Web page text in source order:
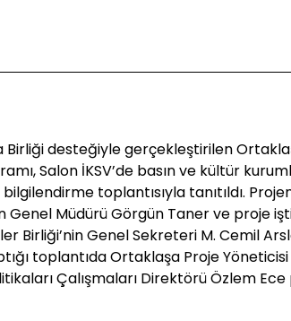
Birliği desteğiyle gerçekleştirilen
Salon İKSV’de basın ve kültür
toplantısıyla tanıtıldı.
Genel Müdürü Görgün Taner ve proje
Birliği’nin Genel Sekreteri M. Cemil
toplantıda Ortaklaşa Proje Yöneticisi
Çalışmaları Direktörü Özlem